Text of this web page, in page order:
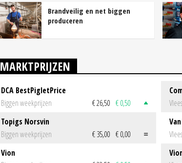
Brandveilig en net biggen
produceren
MARKTPRIJZEN
DCA BestPigletPrice
Biggen weekprijzen
€ 26,50 € 0,50
Topigs Norsvin
Biggen weekprijzen
€ 35,00 € 0,00
Vion